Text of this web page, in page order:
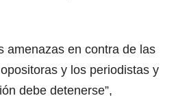
amenazas en contra de las
y los periodistas y
debe detenerse”,